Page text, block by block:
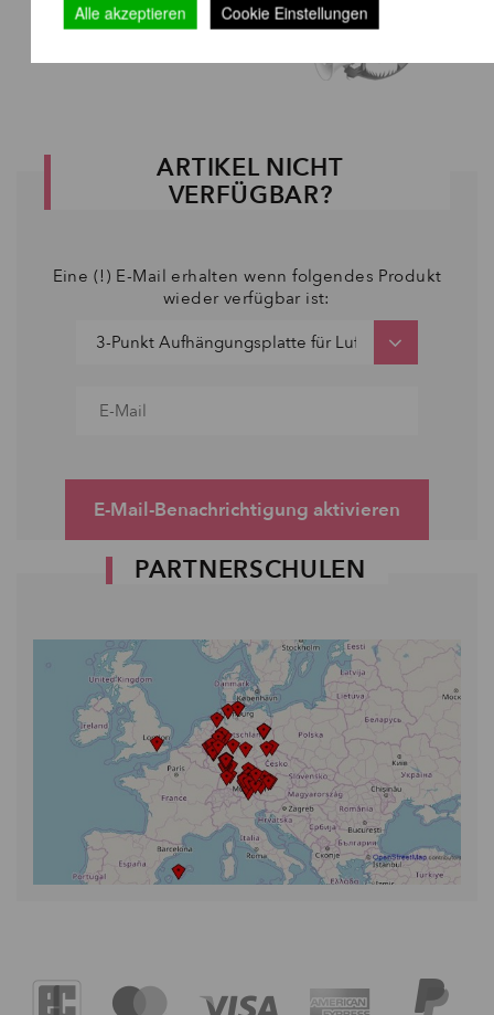
ARTIKEL NICHT
VERFÜGBAR?
Eine (!) E-Mail erhalten wenn folgendes Produkt
wieder verfügbar ist:
E-Mail-Benachrichtigung aktivieren
PARTNERSCHULEN
Alle akzeptieren Cookie Einstellungen